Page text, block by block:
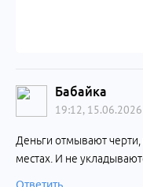
Бабайка
19:12, 15.06.2026
Деньги отмывают
местах. И не